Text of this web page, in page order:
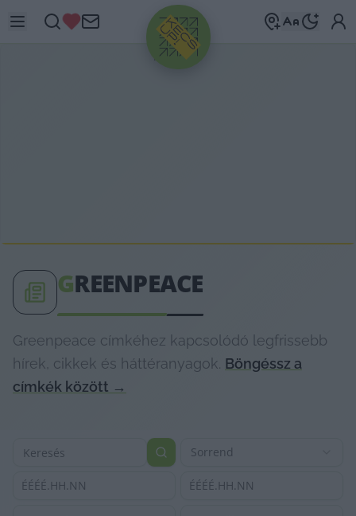
HIRDETÉS
GREENPEACE
Greenpeace címkéhez kapcsolódó legfrissebb
hírek, cikkek és háttéranyagok. Böngéssz a
címkék között →
Sorrend
ÉÉÉÉ.HH.NN ÉÉÉÉ.HH.NN